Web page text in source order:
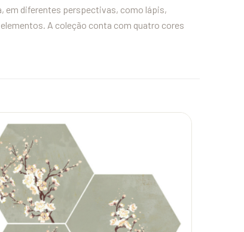
em diferentes perspectivas, como lápis,
A coleção conta com quatro cores